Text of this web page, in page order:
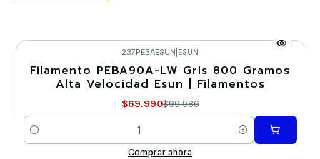
-30%
237PEBAESUN ESUN
Filamento PEBA90A-LW Gris 800 Gramos
Alta Velocidad Esun | Filamentos
$69.990$99.986
Cantidad
Comprar ahora